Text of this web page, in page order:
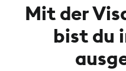
Mit der
bist du